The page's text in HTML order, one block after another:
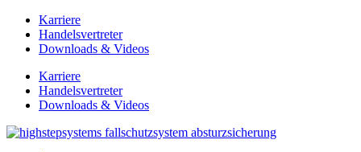
Zum
Inhalt
springen
Karriere
Handelsvertreter
Downloads & Videos
Karriere
Handelsvertreter
Downloads & Videos